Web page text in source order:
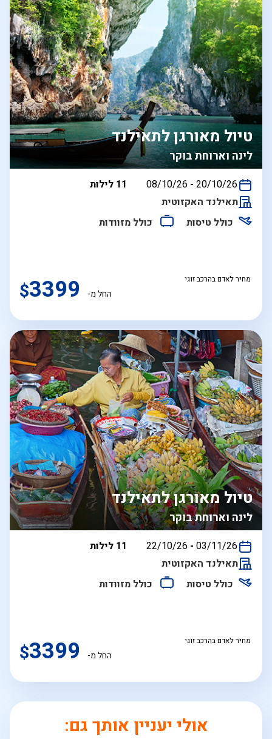
לינה וארוחת בוקר
טיול מאורגן לתאילנד
בין
08/10/26 - 20/10/26
11 לילות
תאילנד האקזוטית
כולל טיסות
כולל מזוודות
מחיר לאדם בהרכב זוגי
החל מ- $3399
לינה וארוחת בוקר
טיול מאורגן לתאילנד
בין
22/10/26 - 03/11/26
11 לילות
תאילנד האקזוטית
כולל טיסות
כולל מזוודות
מחיר לאדם בהרכב זוגי
החל מ- $3399
אולי יעניין אותך גם: